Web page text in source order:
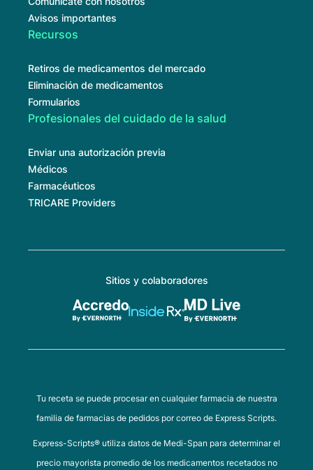
Avisos importantes
Recursos
Retiros de medicamentos del mercado
Eliminación de medicamentos
Formularios
Profesionales del cuidado de la salud
Enviar una autorización previa
Médicos
Farmacéuticos
TRICARE Providers
Sitios y colaboradores
Tu receta se puede procesar en cualquier farmacia de nuestra
familia de farmacias de pedidos por correo de Express Scripts.
Express-Scripts® utiliza datos de Medi-Span para determinar el
precio mayorista promedio de los medicamentos recetados no